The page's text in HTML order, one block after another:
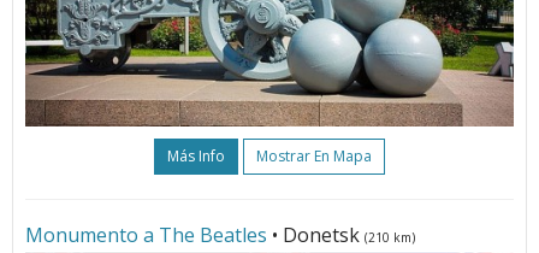
Más Info Mostrar En Mapa
Monumento a The Beatles • Donetsk (210 km)